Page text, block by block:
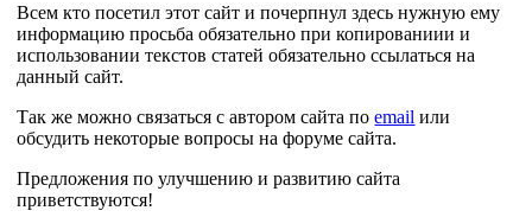
Всем кто посетил этот сайт и почерпнул здесь нужную ему
информацию просьба обязательно при копированиии и
использовании текстов статей обязательно ссылаться на
данный сайт.
Так же можно связаться с автором сайта поemail или
обсудить некоторые вопросы на форуме сайта.
Предложения по улучшению и развитию сайта
приветствуются!